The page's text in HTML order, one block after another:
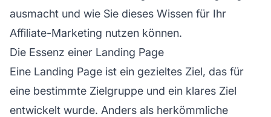
ausmacht und wie Sie dieses Wissen für Ihr
Affiliate-Marketing nutzen können.
Die Essenz einer Landing Page
Eine Landing Page ist ein gezieltes Ziel, das für
eine bestimmte Zielgruppe und ein klares Ziel
entwickelt wurde. Anders als herkömmliche